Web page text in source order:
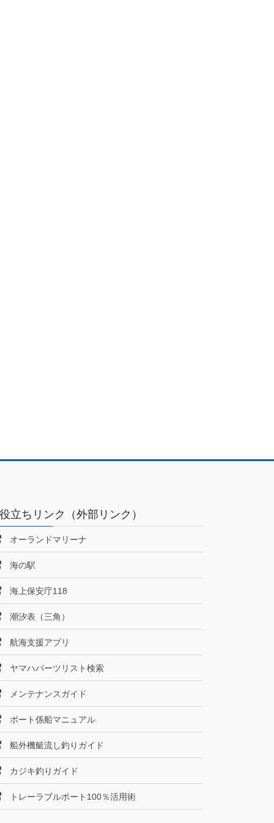
立ちリンク（外部リンク）
オーランドマリーナ
海の駅
海上保安庁118
潮汐表（三角）
航海支援アプリ
ヤマハパーツリスト検索
メンテナンスガイド
ボート係船マニュアル
船外機艇流し釣りガイド
カジキ釣りガイド
トレーラブルボート100％活用術